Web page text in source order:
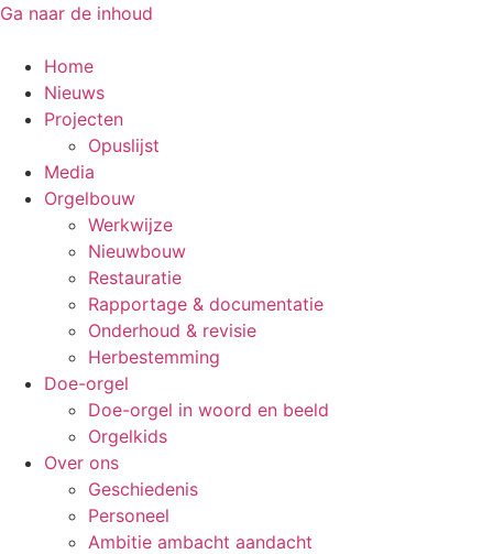
Ga naar de inhoud
Home
Nieuws
Projecten
Opuslijst
Media
Orgelbouw
Werkwijze
Nieuwbouw
Restauratie
Rapportage & documentatie
Onderhoud & revisie
Herbestemming
Doe-orgel
Doe-orgel in woord en beeld
Orgelkids
Over ons
Geschiedenis
Personeel
Ambitie ambacht aandacht